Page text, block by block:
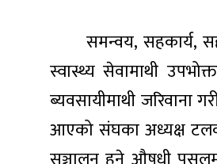
समन्वय, सहकार्य, सह-
स्वास्थ्य सेवामाथी
ब्यवसायीमाथी जरिवाना
आएको संघका अध्यक्ष